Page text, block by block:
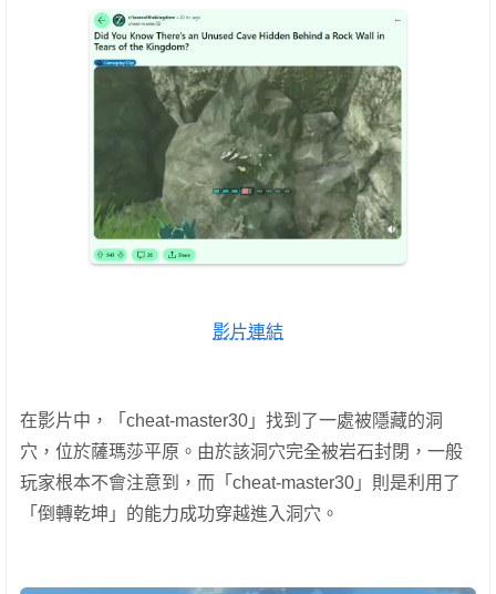
影片連結
在影片中，「cheat-master30」找到了一處被隱藏的洞
穴，位於薩瑪莎平原。由於該洞穴完全被岩石封閉，一般
玩家根本不會注意到，而「cheat-master30」則是利用了
「倒轉乾坤」的能力成功穿越進入洞穴。